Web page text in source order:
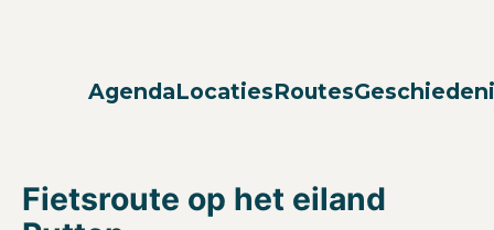
AgendaLocatiesRoutes
Fietsroute op het eiland